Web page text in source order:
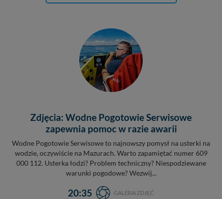
Zdjęcia: Wodne Pogotowie Serwisowe
zapewnia pomoc w razie awarii
Wodne Pogotowie Serwisowe to najnowszy pomysł na usterki na
wodzie, oczywiście na Mazurach. Warto zapamiętać numer 609
000 112. Usterka łodzi? Problem techniczny? Niespodziewane
warunki pogodowe? Wezwij...
20:35 GALERIA ZDJĘĆ